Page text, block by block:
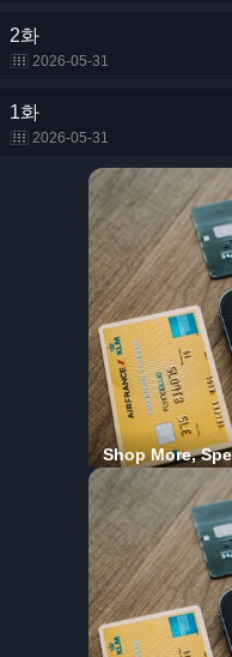
2화
2026-05-31
1화
2026-05-31